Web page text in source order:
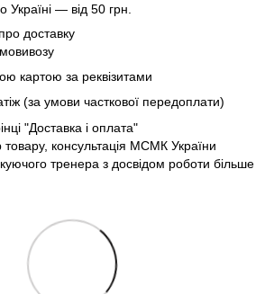
— від 50 грн.
доставку
картою за реквізитами
(за умови часткової передоплати)
"Доставка і оплата"
товару, консультація МСМК України
тренера з досвідом роботи більше